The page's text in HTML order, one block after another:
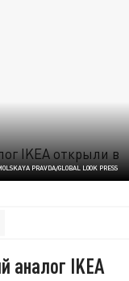
PRAVDA/GLOBAL LOOK PRESS
аналог IKEA